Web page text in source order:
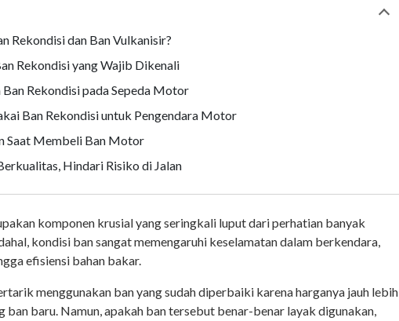
Rekondisi dan Ban Vulkanisir?
Rekondisi yang Wajib Dikenali
Ban Rekondisi pada Sepeda Motor
Ban Rekondisi untuk Pengendara Motor
Saat Membeli Ban Motor
Hindari Risiko di Jalan
komponen krusial yang seringkali luput dari perhatian banyak
kondisi ban sangat memengaruhi keselamatan dalam berkendara,
efisiensi bahan bakar.
menggunakan ban yang sudah diperbaiki karena harganya jauh lebih
ban baru. Namun, apakah ban tersebut benar-benar layak digunakan,